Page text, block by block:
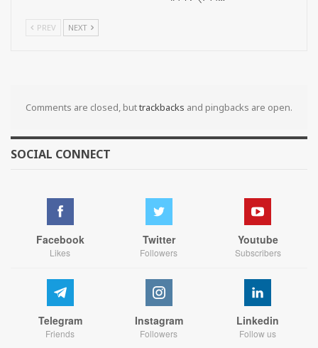
PREV NEXT
Comments are closed, buttrackbacks and pingbacks are open.
SOCIAL CONNECT
Facebook
Likes
Twitter
Followers
Youtube
Subscribers
Telegram
Friends
Instagram
Followers
Linkedin
Follow us